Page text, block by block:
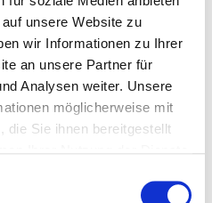
unsere Website zu
wir Informationen zu Ihrer
an unsere Partner für
Analysen weiter. Unsere
möglicherweise mit
die Sie ihnen bereitgestellt
Hobbersdorfer Mühle.
Holstein. Futterkompetenz